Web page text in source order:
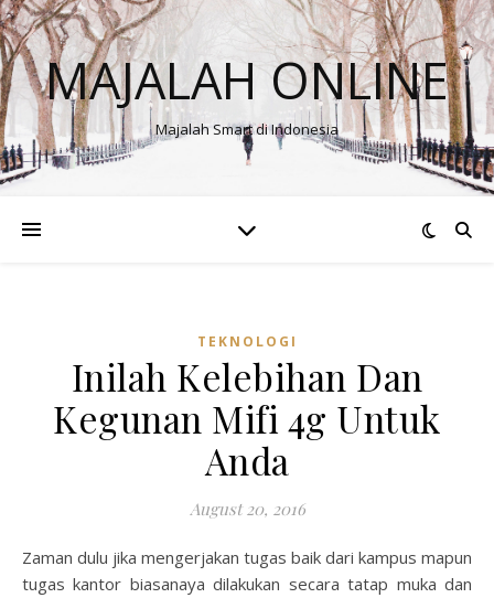
MAJALAH ONLINE
Majalah Smart di Indonesia
TEKNOLOGI
Inilah Kelebihan Dan
Kegunan Mifi 4g Untuk
Anda
August 20, 2016
Zaman dulu jika mengerjakan tugas baik dari kampus mapun
tugas kantor biasanaya dilakukan secara tatap muka dan